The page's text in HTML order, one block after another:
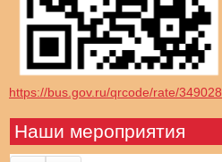
https://bus.gov.ru/qrcode/rate/349028
Наши мероприятия